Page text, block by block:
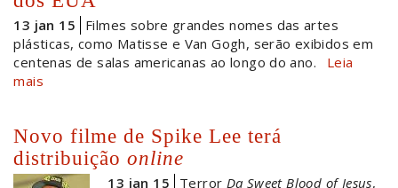
13 jan 15
Filmes sobre grandes nomes das artes
plásticas, como Matisse e Van Gogh, serão exibidos em
centenas de salas americanas ao longo do ano.
Leia
mais
Novo filme de Spike Lee terá
distribuiçãoonline
13 jan 15 Terror Da Sweet Blood of Jesus,